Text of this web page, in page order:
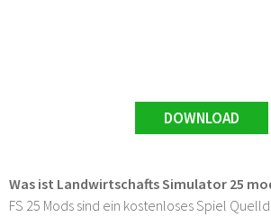
DOWNLOAD
Was ist Landwirtschafts Simulator 25
FS 25 Mods sind ein kostenloses Spiel